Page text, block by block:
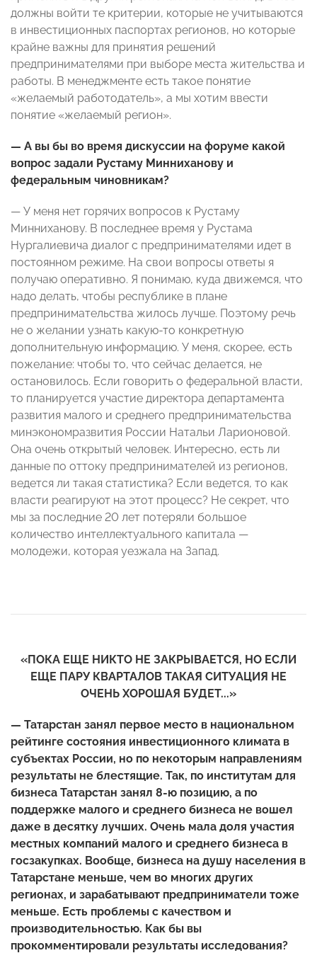
должны войти те критерии, которые не учитываются
в инвестиционных паспортах регионов, но которые
крайне важны для принятия решений
предпринимателями при выборе места жительства и
работы. В менеджменте есть такое понятие
«желаемый работодатель», а мы хотим ввести
понятие «желаемый регион».
— А вы бы во время дискуссии на форуме какой
вопрос задали Рустаму Минниханову и
федеральным чиновникам?
— У меня нет горячих вопросов к Рустаму
Минниханову. В последнее время у Рустама
Нургалиевича диалог с предпринимателями идет в
постоянном режиме. На свои вопросы ответы я
получаю оперативно. Я понимаю, куда движемся, что
надо делать, чтобы республике в плане
предпринимательства жилось лучше. Поэтому речь
не о желании узнать какую-то конкретную
дополнительную информацию. У меня, скорее, есть
пожелание: чтобы то, что сейчас делается, не
остановилось. Если говорить о федеральной власти,
то планируется участие директора департамента
развития малого и среднего предпринимательства
минэкономразвития России Натальи Ларионовой.
Она очень открытый человек. Интересно, есть ли
данные по оттоку предпринимателей из регионов,
ведется ли такая статистика? Если ведется, то как
власти реагируют на этот процесс? Не секрет, что
мы за последние 20 лет потеряли большое
количество интеллектуального капитала —
молодежи, которая уезжала на Запад.
«ПОКА ЕЩЕ НИКТО НЕ ЗАКРЫВАЕТСЯ, НО ЕСЛИ
ЕЩЕ ПАРУ КВАРТАЛОВ ТАКАЯ СИТУАЦИЯ НЕ
ОЧЕНЬ ХОРОШАЯ БУДЕТ...»
— Татарстан занял первое место в национальном
рейтинге состояния инвестиционного климата в
субъектах России, но по некоторым направлениям
результаты не блестящие. Так, по институтам для
бизнеса Татарстан занял 8-ю позицию, а по
поддержке малого и среднего бизнеса не вошел
даже в десятку лучших. Очень мала доля участия
местных компаний малого и среднего бизнеса в
госзакупках. Вообще, бизнеса на душу населения в
Татарстане меньше, чем во многих других
регионах, и зарабатывают предприниматели тоже
меньше. Есть проблемы с качеством и
производительностью. Как бы вы
прокомментировали результаты исследования?